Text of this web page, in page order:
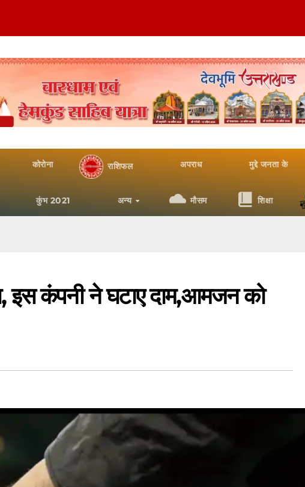
कोरोना राशिफल अपराध मुद्दे जनता के
कुंभ 2021 अन्य मौसम शिक्षा
कंपनी ने घटाए दाम,आमजन को